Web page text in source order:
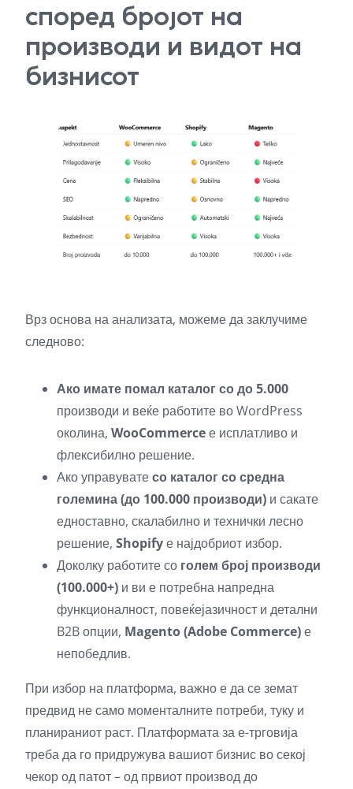
според бројот на
производи и видот на
бизнисот
Врз основа на анализата, можеме да заклучиме
следново:
Ако имате помал каталог со до 5.000
производи и веќе работите во WordPress
околина, WooCommerceе исплатливо и
флексибилно решение.
Ако управуватесо каталог со средна
големина (до 100.000 производи) и сакате
едноставно, скалабилно и технички лесно
решение, Shopifyе најдобриот избор.
Доколку работите со голем број производи
(100.000+) и ви е потребна напредна
функционалност, повеќејазичност и детални
B2B опции, Magento (Adobe Commerce)е
непобедлив.
При избор на платформа, важно е да се земат
предвид не само моменталните потреби, туку и
планираниот раст. Платформата за е-трговија
треба да го придружува вашиот бизнис во секој
чекор од патот – од првиот производ до